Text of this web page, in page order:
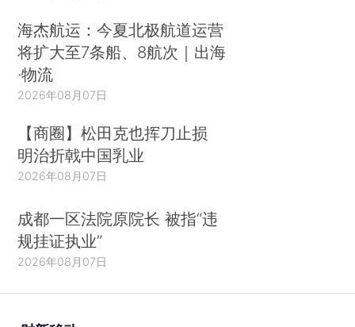
海杰航运：今夏北极航道运营
将扩大至7条船、8航次｜出海
·物流
2026年08月07日
【商圈】松田克也挥刀止损
明治折戟中国乳业
2026年08月07日
成都一区法院原院长 被指“违
规挂证执业”
2026年08月07日